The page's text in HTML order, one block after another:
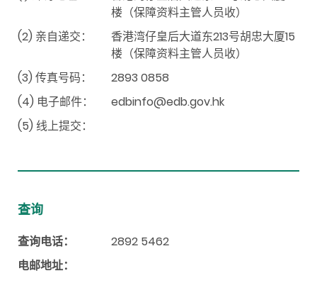
楼（保障资料主管人员收）
(2) 亲自递交：
香港湾仔皇后大道东213号胡忠大厦15
楼（保障资料主管人员收）
(3) 传真号码：
2893 0858
(4) 电子邮件：
edbinfo@edb.gov.hk
(5) 线上提交：
查询
查询电话：
2892 5462
电邮地址：